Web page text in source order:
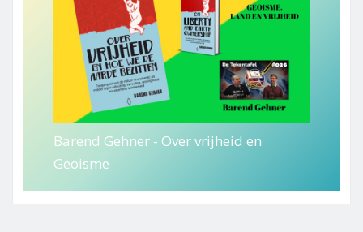
Barend Gehner - Over vrijheid en
Geoisme